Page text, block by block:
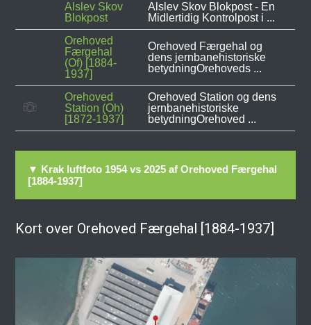
Alslev Skov
Blokpost
Alslev Skov Blokpost - En
Midlertidig Kontrolpost i ...
Orehoved
Færgehal
(Of) [1884-
1937]
Orehoved Færgehal og
dens jernbanehistoriske
betydningOrehoveds ...
Orehoved
Station (Oh)
[1872-1937]
Orehoved Station og dens
jernbanehistoriske
betydningOrehoved ...
▼ Krak luftfoto 1954 vs 2025 af Orehoved Færgehal
[1884-1937]
Kort over Orehoved Færgehal [1884-1937]